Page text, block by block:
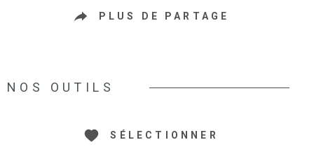
PLUS DE PARTAGE
NOS OUTILS
SÉLECTIONNER